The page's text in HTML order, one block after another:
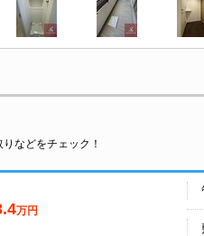
などをチェック！
万円